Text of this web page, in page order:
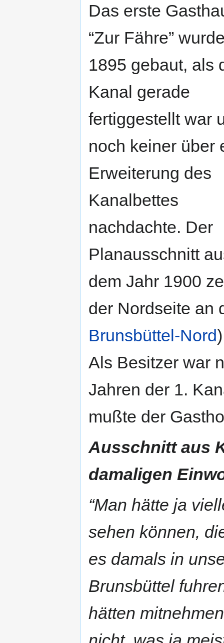
Das erste
“Zur Fähre”
1895 gebaut, als
Kanal gerade
fertiggestellt war
noch keiner über
Erweiterung des
Kanalbettes
nachdachte. Der
Planausschnitt
dem Jahr 1900
der Nordseite an
Brunsbüttel-Nord
Als Besitzer war
Jahren der 1.
mußte der
Ausschnitt aus
damaligen
“Man hätte ja
sehen können,
es damals in
Brunsbüttel
hätten